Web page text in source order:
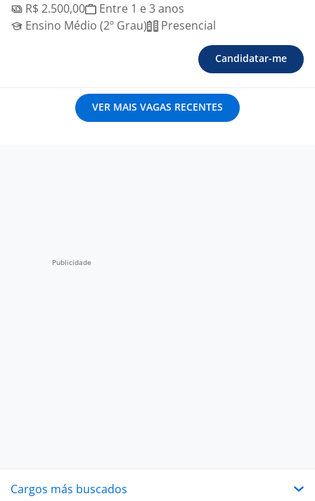
R$ 2.500,00
Entre 1 e 3 anos
Ensino Médio (2º Grau)
Presencial
Candidatar-me
VER MAIS VAGAS RECENTES
Cargos más buscados